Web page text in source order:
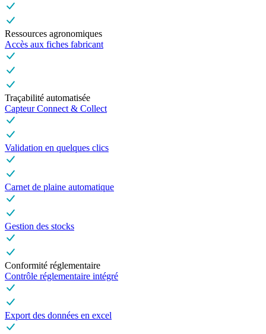
Ressources agronomiques
Accès aux fiches fabricant
Traçabilité automatisée
Capteur Connect & Collect
Validation en quelques clics
Carnet de plaine automatique
Gestion des stocks
Conformité réglementaire
Contrôle réglementaire intégré
Export des données en excel